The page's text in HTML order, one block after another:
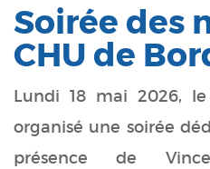
Soirée des
CHU de
Lundi 18 mai 2026,
organisé une soirée
présence de